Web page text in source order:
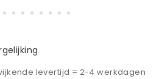
levertijd = 2-4 werkdagen